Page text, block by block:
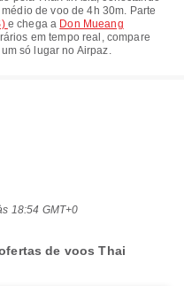
médio de voo de4h 30m. Parte
e chega a Don Mueang
em tempo real, compare
só lugar no Airpaz.
18:54 GMT+0
de voos Thai